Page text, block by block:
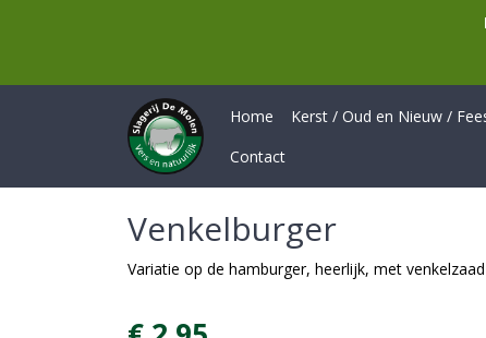
Home Kerst / Oud en Nieuw /
Contact
Venkelburger
Variatie op de hamburger, heerlijk, met venkelzaad